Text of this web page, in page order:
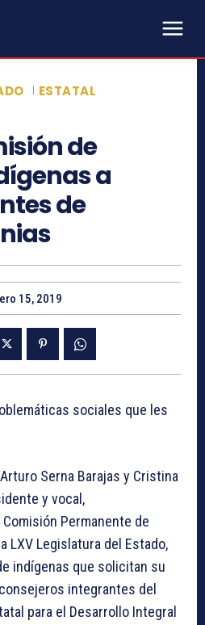
ESTATAL
de
a
de
15, 2019
sociales que les
Serna Barajas y Cristina
y vocal,
Permanente de
LXV Legislatura del Estado,
indígenas que solicitan su
integrantes del
para el Desarrollo Integral